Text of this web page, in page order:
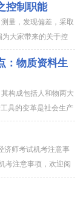
控制职能
量，发现偏差，采取
大家带来的关于控
控制的概...
：物质资料生
构成包括人和物两大
具的变革是社会生产
质资料生...
济师考试机考注意事
考注意事项，欢迎阅
建省 浙...